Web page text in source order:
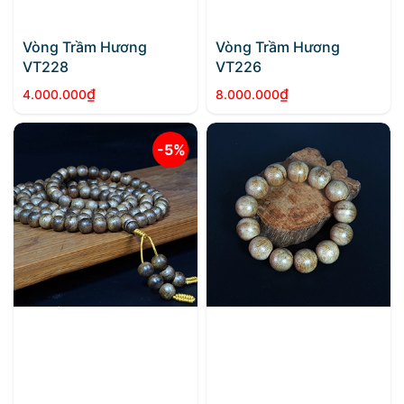
Vòng Trầm Hương
VT228
4.000.000₫
Vòng Trầm Hương
VT226
8.000.000₫
-5%